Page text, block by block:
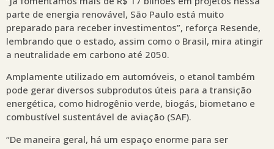
parte de energia renovável, São Paulo está muito
preparado para receber investimentos”, reforça Resende,
lembrando que o estado, assim como o Brasil, mira atingir
a neutralidade em carbono até 2050.
Amplamente utilizado em automóveis, o etanol também
pode gerar diversos subprodutos úteis para a transição
energética, como hidrogênio verde, biogás, biometano e
combustível sustentável de aviação (SAF).
“De maneira geral, há um espaço enorme para ser